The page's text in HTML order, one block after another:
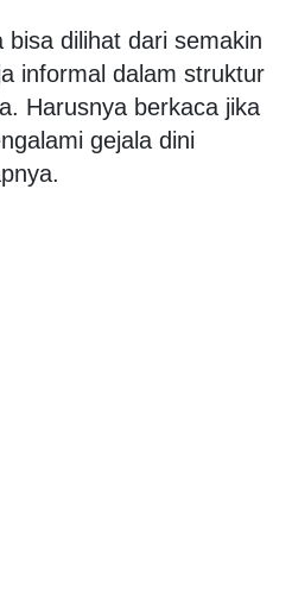
bisa dilihat dari semakin
informal dalam struktur
Harusnya berkaca jika
gejala dini